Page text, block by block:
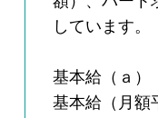
しています。
基本給（ａ）
基本給（月額